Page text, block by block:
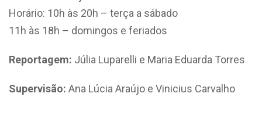
Horário: 10h às 20h – terça a sábado
11h às 18h – domingos e feriados
Reportagem: Júlia Luparelli e Maria Eduarda Torres
Supervisão: Ana Lúcia Araújo e Vinicius Carvalho